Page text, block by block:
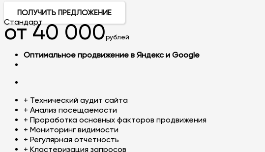
ПОЛУЧИТЬ ПРЕДЛОЖЕНИЕ
Стандарт
от 40 000рублей
Оптимальное продвижение в Яндекс и Google
+ Технический аудит сайта
+ Анализ посещаемости
+ Проработка основных факторов продвижения
+ Мониторинг видимости
+ Регулярная отчетность
+ Кластеризация запросов